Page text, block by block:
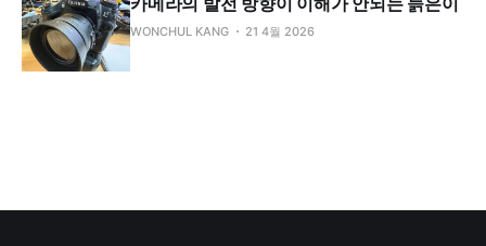
WONCHUL KANG 21 4월 2026